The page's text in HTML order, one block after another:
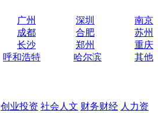
广州 深圳
南京
成都 合肥
苏州
长沙 郑州
重庆
呼和浩特 哈尔滨
其他
创业投资 社会人文 财务财经 人力资